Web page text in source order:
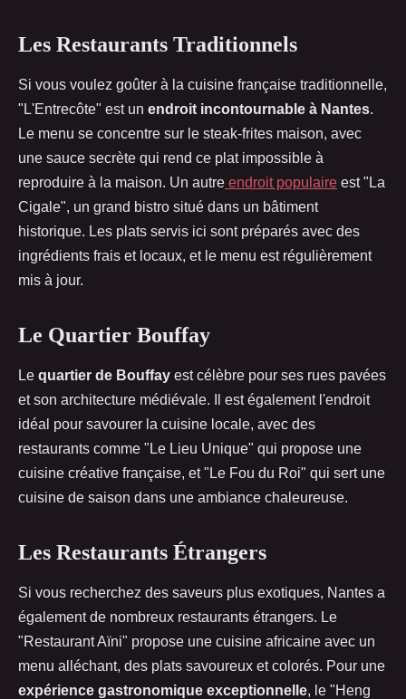
Les Restaurants Traditionnels
Si vous voulez goûter à la cuisine française traditionnelle,
"L'Entrecôte" est un endroit incontournable à Nantes.
Le menu se concentre sur le steak-frites maison, avec
une sauce secrète qui rend ce plat impossible à
reproduire à la maison. Un autre endroit populaire est "La
Cigale", un grand bistro situé dans un bâtiment
historique. Les plats servis ici sont préparés avec des
ingrédients frais et locaux, et le menu est régulièrement
mis à jour.
Le Quartier Bouffay
Le quartier de Bouffay est célèbre pour ses rues pavées
et son architecture médiévale. Il est également l'endroit
idéal pour savourer la cuisine locale, avec des
restaurants comme "Le Lieu Unique" qui propose une
cuisine créative française, et "Le Fou du Roi" qui sert une
cuisine de saison dans une ambiance chaleureuse.
Les Restaurants Étrangers
Si vous recherchez des saveurs plus exotiques, Nantes a
également de nombreux restaurants étrangers. Le
"Restaurant Aïni" propose une cuisine africaine avec un
menu alléchant, des plats savoureux et colorés. Pour une
expérience gastronomique exceptionnelle, le "Heng